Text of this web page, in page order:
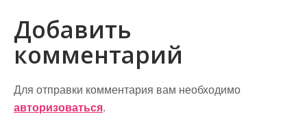
в
и
г
а
Добавить
комментарий
Для отправки комментария вам необходимо
авторизоваться.